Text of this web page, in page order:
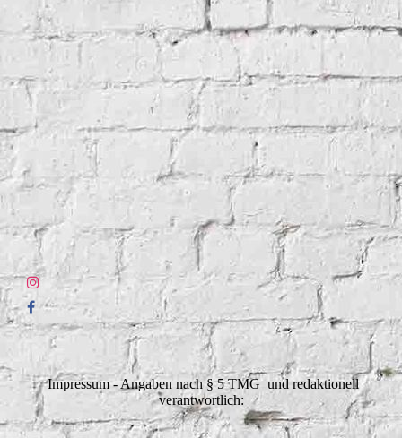
Impressum - Angaben nach § 5 TMG und redaktionell
verantwortlich: